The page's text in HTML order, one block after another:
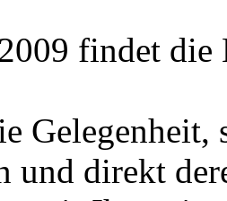
findet die
und direkt